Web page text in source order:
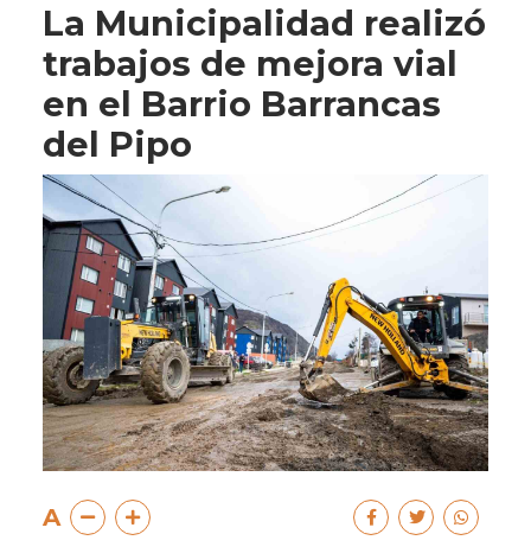
La Municipalidad realizó
trabajos de mejora vial
en el Barrio Barrancas
del Pipo
A